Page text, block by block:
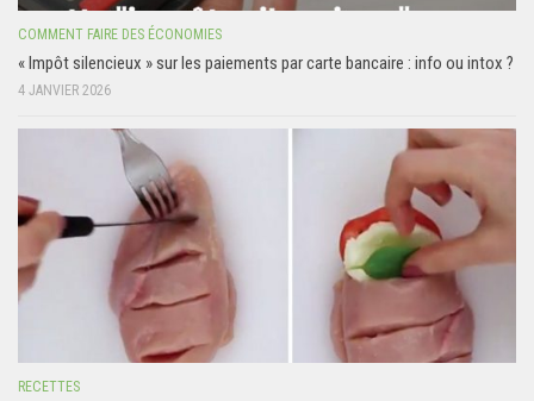
COMMENT FAIRE DES ÉCONOMIES
« Impôt silencieux » sur les paiements par carte bancaire : info ou intox ?
4 JANVIER 2026
RECETTES